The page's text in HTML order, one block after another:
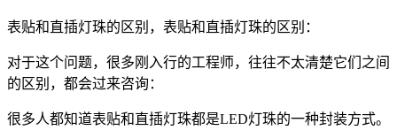
表贴和直插灯珠的区别，表贴和直插灯珠的区别：
对于这个问题，很多刚入行的工程师，往往不太清楚它们之间
的区别，都会过来咨询：
很多人都知道表贴和直插灯珠都是LED灯珠的一种封装方式。